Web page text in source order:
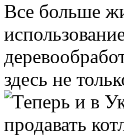
Все больше
здесь не